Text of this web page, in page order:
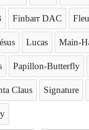
Finbarr DAC
Lucas Main-
Papillon-Butterfly
Claus Signature